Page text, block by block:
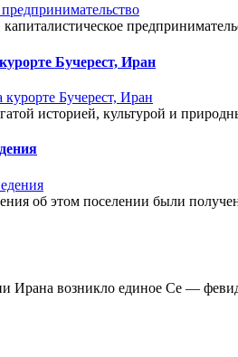
Бучерест, Иран
историей, культурой и
об этом поселении были
Ирана возникло единое Се —